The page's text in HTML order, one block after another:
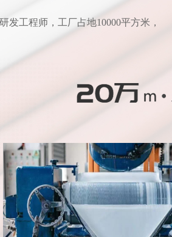
工程师，工厂占地10000平方米，